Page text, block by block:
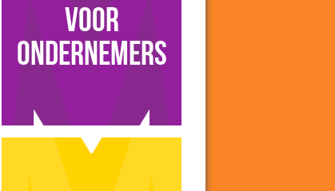
voor
ondernemers